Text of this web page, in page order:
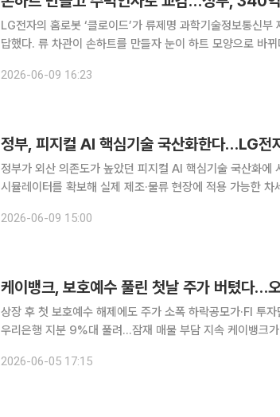
LG전자의 홈로봇 ‘클로이드’가 류제명 과학기술정보통신
답했다. 류 차관이 손하트를 만들자 눈이 하트 모양으로 바
손과 유사한 5개의 손가락을 유연하게 움직여 다양한 형태의
2026-06-09 16:23
정부, 피지컬 AI 핵심기술 국산화한다…LG전
정부가 외산 의존도가 높았던 피지컬 AI 핵심기술 국산화에
시뮬레이터를 확보해 실제 제조·물류 현장에 적용 가능한
원은 9일 서울 마곡 LG사이언스파크에서 ‘피지컬 AI 선도기
2026-06-09 15:00
케이뱅크, 보호예수 풀린 첫날 주가 버텼다…
상장 후 첫 보호예수 해제에도 주가 소폭 하락공모가·FI 투
우리은행 지분 9%대 풀려…잠재 매물 부담 지속 케이뱅크가 상장 후 첫 보호예수 해제에도 주가에
모 매도 유인이 크지 않았던 것으로 풀이된다. 다만 추가 보호
2026-06-05 17:15